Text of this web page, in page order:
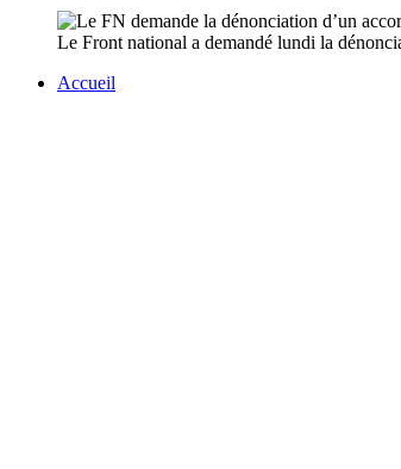
Le Front national a demandé lundi la
Accueil